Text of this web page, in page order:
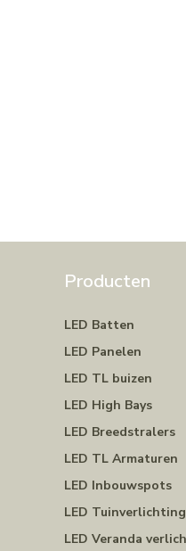
Producten
LED Batten
LED Panelen
LED TL buizen
LED High Bays
LED Breedstralers
LED TL Armaturen
LED Inbouwspots
LED Tuinverlichting
LED Veranda